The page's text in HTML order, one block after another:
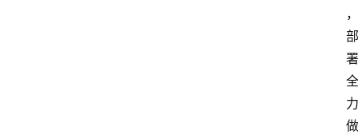
，
部
署
全
力
做